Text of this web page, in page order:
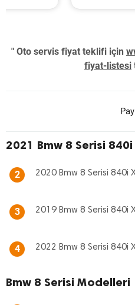
" Oto servis fiyat teklifi için
fiyat-listesi
2021 Bmw 8 Serisi
2 2020 Bmw 8 Serisi 840i
3 2019 Bmw 8 Serisi 840i
4 2022 Bmw 8 Serisi 840i
Bmw 8 Serisi Modelleri